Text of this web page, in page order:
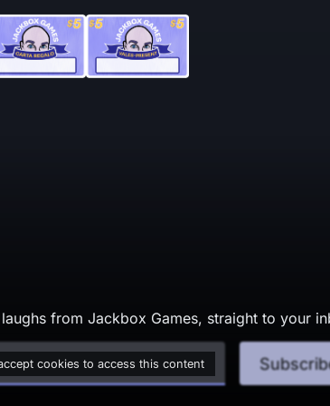
from Jackbox Games, straight to your
cookies to access this content